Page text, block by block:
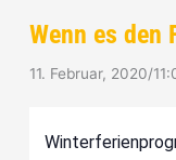
Wenn es den
11. Februar, 2020/